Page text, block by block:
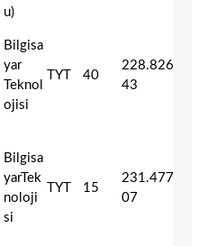
u)
Bilgisa
yar
Teknol
ojisi
TYT 40
228.826
43
Bilgisa
yarTek
noloji
si
TYT 15
231.477
07